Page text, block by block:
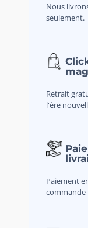
Nous
seulement.
Retrait
l'ère
Paiement
commande